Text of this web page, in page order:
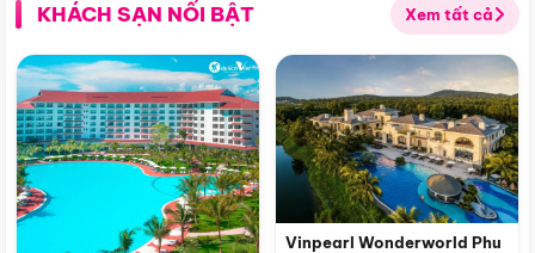
KHÁCH SẠN NỔI BẬT Xem tất cả
Vinpearl Wonderworld Phu